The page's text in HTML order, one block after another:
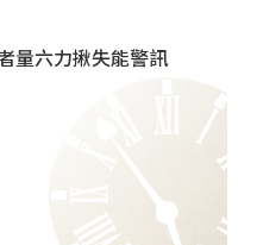
量六力揪失能警訊